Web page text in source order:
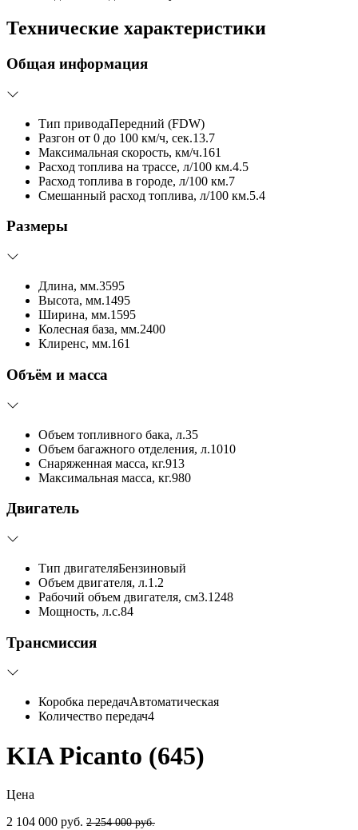
Технические характеристики
Общая информация
Тип приводаПередний (FDW)
Разгон от 0 до 100 км/ч, сек.13.7
Максимальная скорость, км/ч.161
Расход топлива на трассе, л/100 км.4.5
Расход топлива в городе, л/100 км.7
Смешанный расход топлива, л/100 км.5.4
Размеры
Длина, мм.3595
Высота, мм.1495
Ширина, мм.1595
Колесная база, мм.2400
Клиренс, мм.161
Объём и масса
Объем топливного бака, л.35
Объем багажного отделения, л.1010
Снаряженная масса, кг.913
Максимальная масса, кг.980
Двигатель
Тип двигателяБензиновый
Объем двигателя, л.1.2
Рабочий объем двигателя, см3.1248
Мощность, л.с.84
Трансмиссия
Коробка передачАвтоматическая
Количество передач4
KIA Picanto (645)
Цена
2 104 000 руб. 2 254 000 руб.